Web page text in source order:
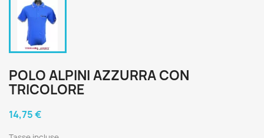
POLO ALPINI AZZURRA CON
TRICOLORE
14,75 €